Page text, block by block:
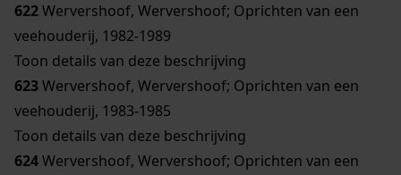
622Wervershoof, Wervershoof; Oprichten van een
veehouderij, 1982-1989
Toon details van deze beschrijving
623Wervershoof, Wervershoof; Oprichten van een
veehouderij, 1983-1985
Toon details van deze beschrijving
624Wervershoof, Wervershoof; Oprichten van een